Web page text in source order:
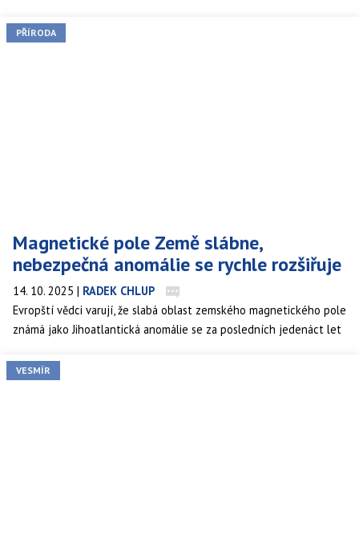
naši hvězdu za pouhých 128 dní. To z ní dělá druhý známý
PŘÍRODA
Magnetické pole Země slábne,
nebezpečná anomálie se rychle rozšiřuje
14. 10. 2025 | RADEK CHLUP
Evropští vědci varují, že slabá oblast zemského magnetického pole
známá jako Jihoatlantická anomálie se za posledních jedenáct let
kterou provozuje Evropská kosmická agentura (ESA), se od roku
VESMÍR